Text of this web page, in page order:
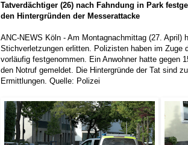
Tatverdächtiger (26) nach Fahndung in Park
den Hintergründen der Messerattacke
ANC-NEWS Köln - Am Montagnachmittag (27. April)
Stichverletzungen erlitten. Polizisten haben im Zuge
vorläufig festgenommen. Ein Anwohner hatte gegen
den Notruf gemeldet. Die Hintergründe der Tat sind
Ermittlungen. Quelle: Polizei